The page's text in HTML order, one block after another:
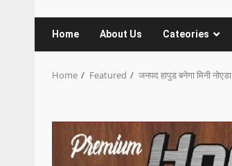
Home About Us Cateories
Home Featured जनपद हापुड बनेगा मिनी नोएडा